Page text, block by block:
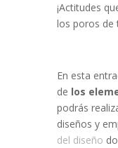
¡Actitudes
los poros de
En esta
de los
podrás
diseños y
del diseño